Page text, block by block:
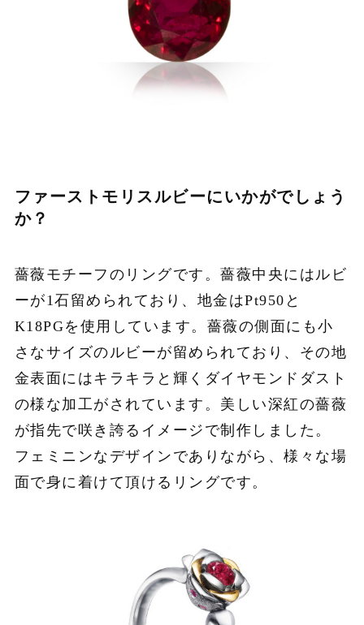
ファーストモリスルビーにいかがでしょう
か？
薔薇モチーフのリングです。薔薇中央にはルビ
ーが1石留められており、地金はPt950と
K18PGを使用しています。薔薇の側面にも小
さなサイズのルビーが留められており、その地
金表面にはキラキラと輝くダイヤモンドダスト
の様な加工がされています。美しい深紅の薔薇
が指先で咲き誇るイメージで制作しました。
フェミニンなデザインでありながら、様々な場
面で身に着けて頂けるリングです。